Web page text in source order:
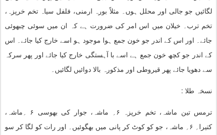
لگائیں جو جالی اور محلل ہوں۔ مثلاً بورہ ارمنی، فلفل سیاہ تخم خرپزہ،
تخم ترب۔ خیلان میں اس امر کی ضرورت ہے کہ ان میں سوئی چبھوئی
جائے۔ اور اس کے اندر جو خون جمع ہوا موجود ہو اسے خارج کیا جائے۔ اس
کے اندر جو کچھ خون جمع ہے اسے با آہستگی خارج کیا جائے اور پھر سرکہ
سے دھویا جائے پھر قیروطی اور مذکورہ بالا دوائیں لگائیں۔
نسخہ طلا :
ترمس تین ماشہ، تخم خرپزہ ۶ ؍ ماشہ، جوار کی بھوسی ۶ ؍ماشہ،
کتیرا؍ ۶
؍ ماشہ، جو کو کوٹ کر پانی میں بھگوئیں۔ اور رات کو لگا کر سو